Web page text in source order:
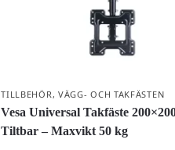
TILLBEHÖR , VÄGG- OCH TAKFÄSTEN
Vesa Universal Takfäste
Tiltbar – Maxvikt 50 kg